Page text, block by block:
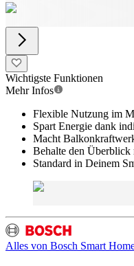
Wichtigste Funktionen
Mehr Infos
Flexible Nutzung im
Spart Energie dank
Macht
Behalte den Überblick
Standard in Deinem
Alles von Bosch Smart